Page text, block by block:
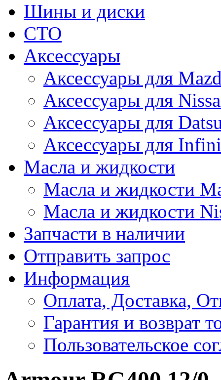
Шины и диски
СТО
Аксессуары
Аксессуары для
Аксессуары для
Аксессуары для
Аксессуары для
Масла и жидкости
Масла и жидкости
Масла и жидкости
Запчасти в наличии
Отправить запрос
Информация
Оплата, Доставка,
Гарантия и возврат
Пользовательское